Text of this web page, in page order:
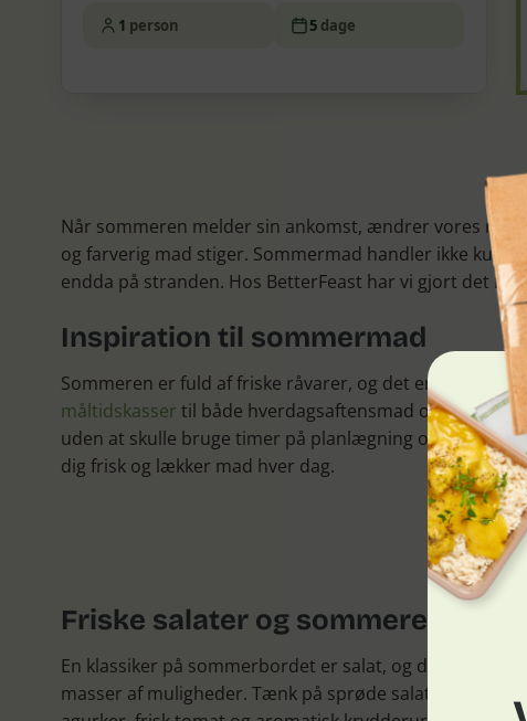
1 person 5 dage
Når sommeren melder sin ankomst, ændrer vores
og farverig mad stiger. Sommermad handler ikke kun
endda på stranden. Hos BetterFeast har vi gjort det
Inspiration til sommermad
Sommeren er fuld af friske råvarer, og det er en
måltidskasser til både hverdagsaftensmad og
uden at skulle bruge timer på planlægning og indkøb.
dig frisk og lækker mad hver dag.
Friske salater og sommerens grønt
En klassiker på sommerbordet er salat, og de danske
masser af muligheder. Tænk på sprøde salater med nye